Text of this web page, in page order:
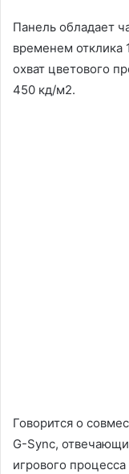
Панель обладает
временем отклика
охват цветового
450 кд/м2.
Говорится о
G-Sync,
игрового